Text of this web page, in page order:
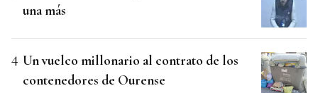
una más
Un vuelco millonario al contrato de los
contenedores de Ourense